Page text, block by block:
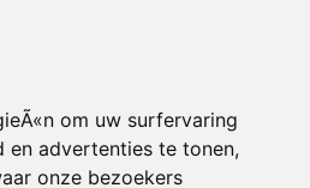
om uw surfervaring
en advertenties te tonen,
onze bezoekers